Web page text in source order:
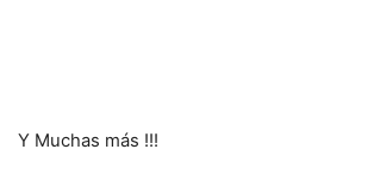
Y Muchas más !!!